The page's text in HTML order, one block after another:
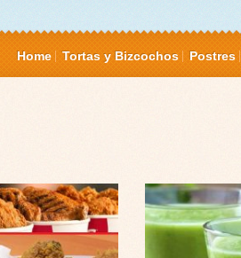
Home Tortas y Bizcochos Postres